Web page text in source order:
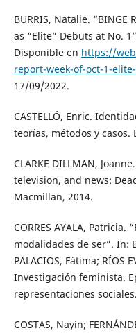
BURRIS, Natalie.
as “Elite” Debuts at No.
Disponible en https://
report-week-of-oct-1-
17/09/2022.
CASTELLÓ, Enric.
teorías, métodos y casos.
CLARKE DILLMAN,
television, and news:
Macmillan, 2014.
CORRES AYALA, Patricia.
modalidades de ser”. In:
PALACIOS, Fátima; RÍOS
Investigación feminista.
representaciones
COSTAS, Nayín;